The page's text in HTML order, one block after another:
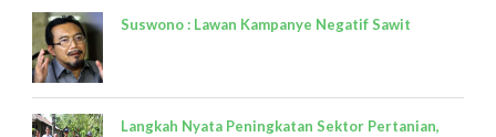
Suswono : Lawan Kampanye Negatif Sawit
Langkah Nyata Peningkatan Sektor Pertanian,